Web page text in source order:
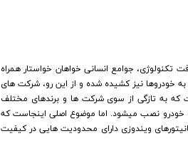
جوامع انسانی خواهان خواستار همراه
به خودروها نیز کشیده شده و از این رو، شرکت های
به تازگی از سوی شرکت ها و برندهای مختلف
خودرو نصب میشود. اما موضوع اصلی اینجاست که
ویندوزی دارای محدودیت هایی در کیفیت